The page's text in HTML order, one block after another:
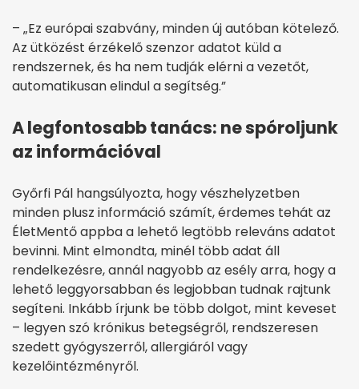
– „Ez európai szabvány, minden új autóban kötelező.
Az ütközést érzékelő szenzor adatot küld a
rendszernek, és ha nem tudják elérni a vezetőt,
automatikusan elindul a segítség.”
A legfontosabb tanács: ne spóroljunk
az információval
Győrfi Pál hangsúlyozta, hogy vészhelyzetben
minden plusz információ számít, érdemes tehát az
ÉletMentő appba a lehető legtöbb releváns adatot
bevinni. Mint elmondta, minél több adat áll
rendelkezésre, annál nagyobb az esély arra, hogy a
lehető leggyorsabban és legjobban tudnak rajtunk
segíteni. Inkább írjunk be több dolgot, mint keveset
– legyen szó krónikus betegségről, rendszeresen
szedett gyógyszerről, allergiáról vagy
kezelőintézményről.